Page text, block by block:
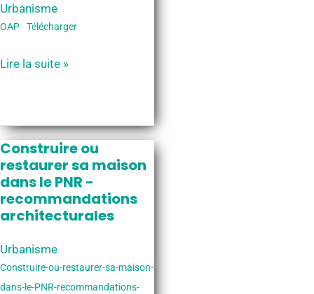
2026
Urbanisme
OAP Télécharger
Les
Orientations
d’aménagement
et
de
programmation
Lire la suite »
Construire ou
restaurer sa maison
dans le PNR -
recommandations
architecturales
Urbanisme
Construire-ou-restaurer-sa-maison-
dans-le-PNR-recommandations-